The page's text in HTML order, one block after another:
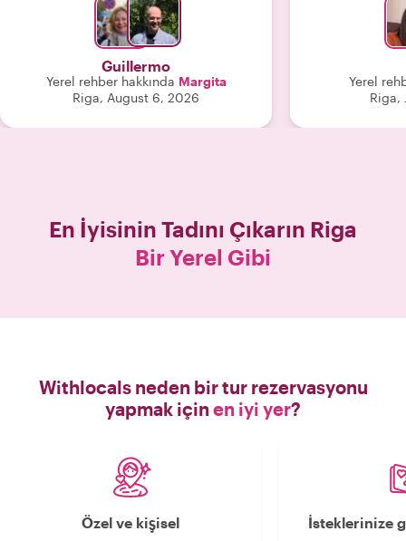
Guillermo
Yerel rehber hakkında Margita
Riga, August 6, 2026
Yerel
Riga,
En İyisinin Tadını Çıkarın Riga
Bir Yerel Gibi
Withlocals neden bir tur rezervasyonu
yapmak için en iyi yer?
Özel ve kişisel İsteklerinize